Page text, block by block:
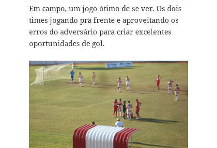
Em campo, um jogo ótimo de se ver. Os dois
times jogando pra frente e aproveitando os
erros do adversário para criar excelentes
oportunidades de gol.